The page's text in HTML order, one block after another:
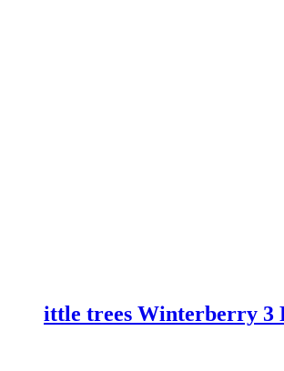
ittle trees Winterberry 3